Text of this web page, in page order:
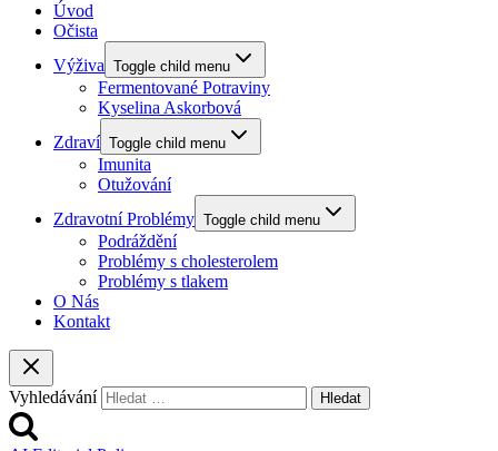
Úvod
Očista
Výživa Toggle child menu
Fermentované Potraviny
Kyselina Askorbová
Zdraví Toggle child menu
Imunita
Otužování
Zdravotní Problémy Toggle child menu
Podráždění
Problémy s cholesterolem
Problémy s tlakem
O Nás
Kontakt
Vyhledávání